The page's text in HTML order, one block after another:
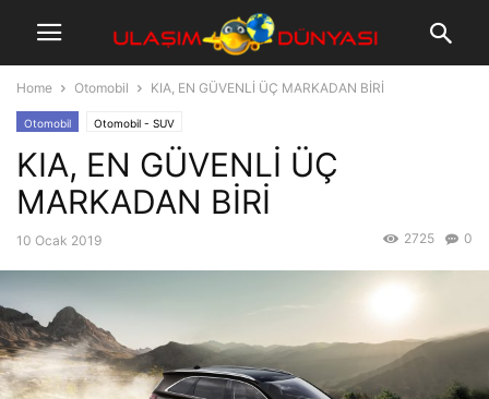
Home Otomobil KIA, EN GÜVENLİ ÜÇ MARKADAN BİRİ
Otomobil Otomobil - SUV
KIA, EN GÜVENLİ ÜÇ
MARKADAN BİRİ
10 Ocak 2019 0
2725